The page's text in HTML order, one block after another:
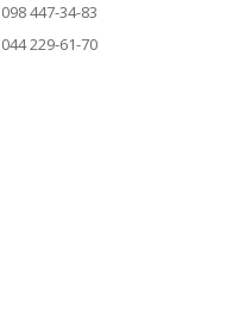
098 447-34-83
044 229-61-70